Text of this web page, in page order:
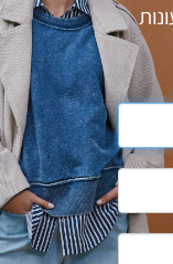
מוצרים שאת צפויה לאהוב